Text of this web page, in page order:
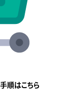
順はこちら